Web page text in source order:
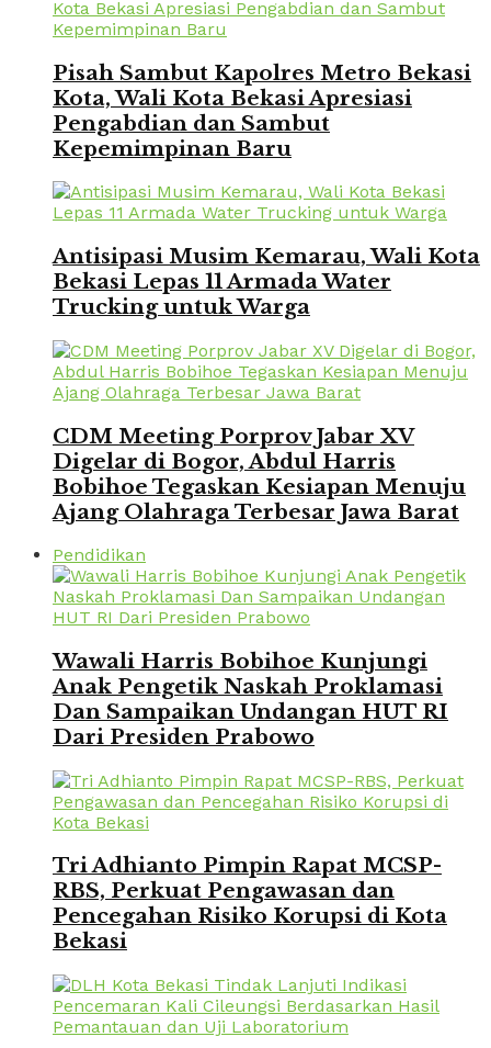
Pisah Sambut Kapolres Metro Bekasi
Kota, Wali Kota Bekasi Apresiasi
Pengabdian dan Sambut
Kepemimpinan Baru
Antisipasi Musim Kemarau, Wali Kota
Bekasi Lepas 11 Armada Water
Trucking untuk Warga
CDM Meeting Porprov Jabar XV
Digelar di Bogor, Abdul Harris
Bobihoe Tegaskan Kesiapan Menuju
Ajang Olahraga Terbesar Jawa Barat
Pendidikan
Wawali Harris Bobihoe Kunjungi
Anak Pengetik Naskah Proklamasi
Dan Sampaikan Undangan HUT RI
Dari Presiden Prabowo
Tri Adhianto Pimpin Rapat MCSP-
RBS, Perkuat Pengawasan dan
Pencegahan Risiko Korupsi di Kota
Bekasi